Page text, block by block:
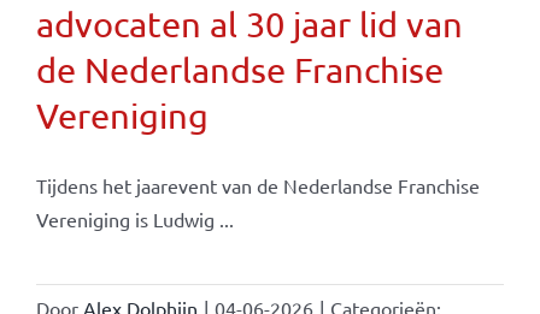
advocaten al 30 jaar lid van
de Nederlandse Franchise
Vereniging
Tijdens het jaarevent van de Nederlandse Franchise
Vereniging is Ludwig ...
Door Alex Dolphijn | 04-06-2026 | Categorieën: